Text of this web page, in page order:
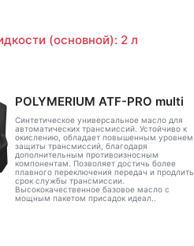
(основной): 2 л
POLYMERIUM ATF-PRO multi
Синтетическое универсальное масло для
автоматических трансмиссий. Устойчиво к
окислению, обладает повышенным уровнем
защиты трансмиссий, благодаря
дополнительным противоизносным
компонентам. Позволяет достичь более
плавного переключения передач и продлить
срок службы трансмиссии.
Высококачественное базовое масло с
мощным пакетом присадок идеал..